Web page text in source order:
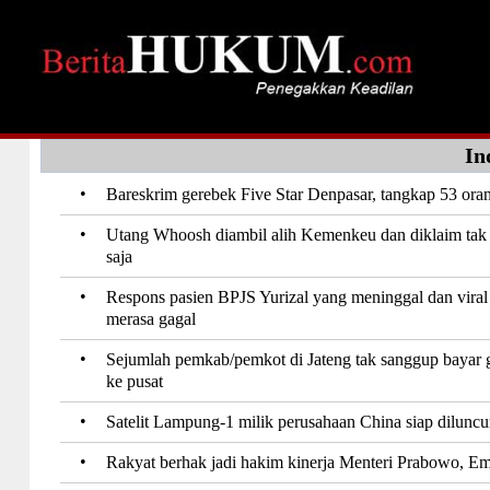
• Bareskrim gerebek Five Star Denpasar, tangkap 53
•
Utang Whoosh diambil alih Kemenkeu dan diklaim
saja
•
Respons pasien BPJS Yurizal yang meninggal dan
merasa gagal
•
Sejumlah pemkab/pemkot di Jateng tak sanggup
ke pusat
• Satelit Lampung-1 milik perusahaan China siap
• Rakyat berhak jadi hakim kinerja Menteri Prabowo,